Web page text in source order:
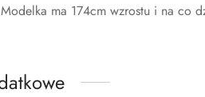
Modelka ma 174cm wzrostu i na co